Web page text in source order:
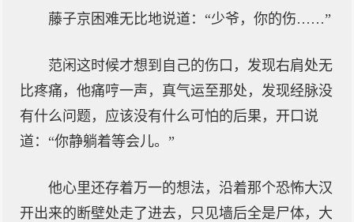
藤子京困难无比地说道：“少爷，你的伤……”
范闲这时候才想到自己的伤口，发现右肩处无
比疼痛，他痛哼一声，真气运至那处，发现经脉没
有什么问题，应该没有什么可怕的后果，开口说
道：“你静躺着等会儿。”
他心里还存着万一的想法，沿着那个恐怖大汉
开出来的断壁处走了进去，只见墙后全是尸体，大